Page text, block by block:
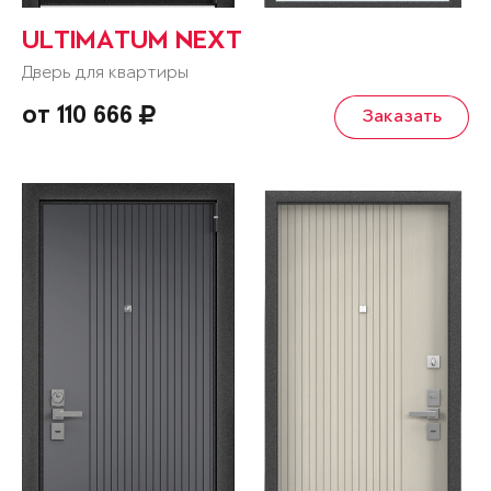
ULTIMATUM NEXT
Дверь для квартиры
от 110 666 Заказать